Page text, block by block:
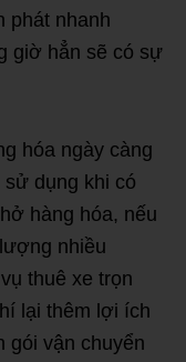
phát nhanh
giờ hẳn sẽ có sự
hóa ngày càng
dụng khi có
hàng hóa, nếu
nhiều
thuê xe trọn
lại thêm lợi ích
gói vận chuyển